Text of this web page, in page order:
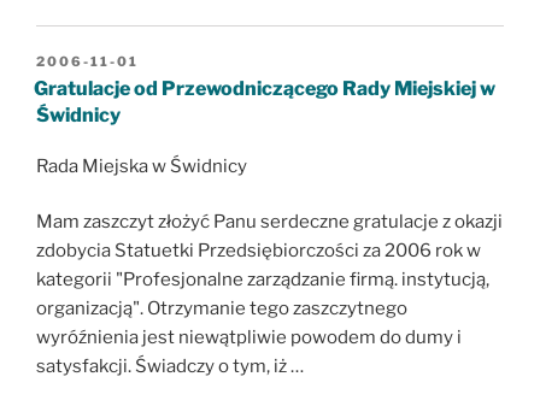
OPUBLIKOWANE
W
2006-11-01
Gratulacje od Przewodniczącego Rady Miejskiej w
Świdnicy
Rada Miejska w Świdnicy
Mam zaszczyt złożyć Panu serdeczne gratulacje z okazji
zdobycia Statuetki Przedsiębiorczości za 2006 rok w
kategorii "Profesjonalne zarządzanie firmą. instytucją,
organizacją". Otrzymanie tego zaszczytnego
wyróźnienia jest niewątpliwie powodem do dumy i
satysfakcji. Świadczy o tym, iż …